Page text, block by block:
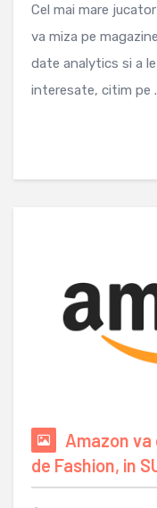
Cel mai mare
va miza pe
date analytics si a
interesate, citim pe
Amazon
de Fashion, in